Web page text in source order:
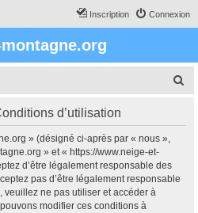
Connexion
Inscription
d’utilisation
» (désigné ci-après par « nous »,
» et « https://www.neige-et-
d’être légalement responsable des
pas d’être légalement responsable
veuillez ne pas utiliser et accéder à
modifier ces conditions à